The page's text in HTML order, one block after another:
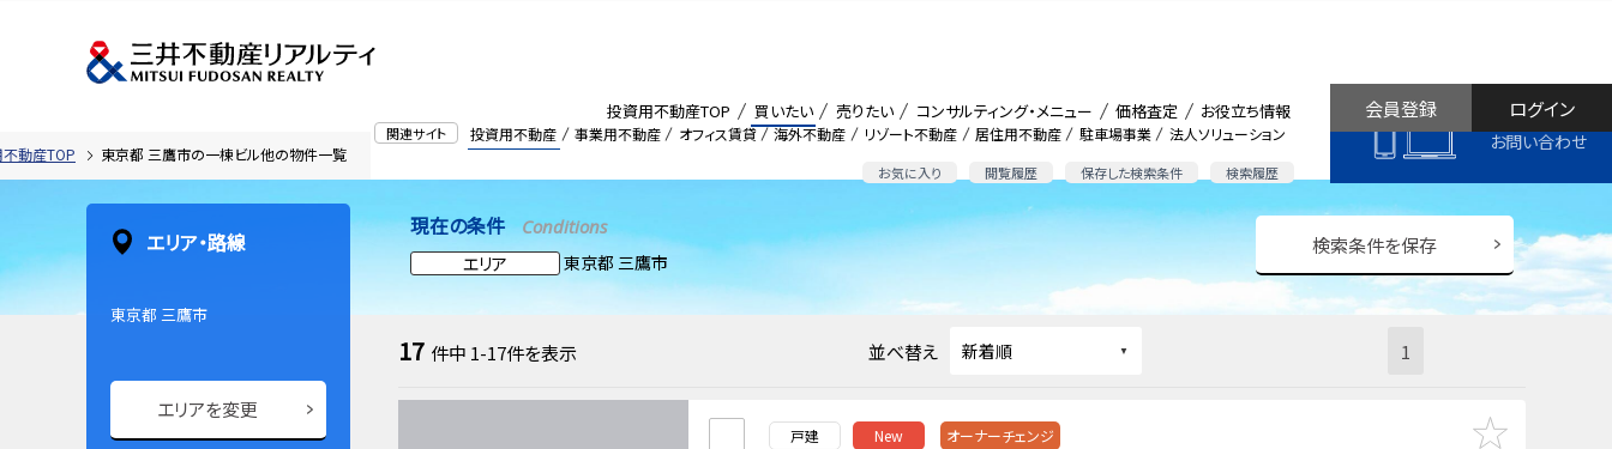
関連サイト 投資用不動産 事業用不動産 オフィス賃貸 海外不動産 リゾート不動産 居住用不動産 駐車場事業 法人ソリューション
お気に入り 閲覧履歴 保存した検索条件 検索履歴
投資用不動産TOP 買いたい 売りたい コンサルティング・メニュー 価格査定 お役立ち情報
お問い合わせ
ログイン
会員登録
動産TOP 東京都 三鷹市の一棟ビル他の物件一覧
現在の条件 Conditions
エリア
東京都 三鷹市
検索条件を保存
17 件中 1-17件を表示 並べ替え 1
戸建 New オーナーチェンジ
エリア・路線
東京都 三鷹市
エリアを変更